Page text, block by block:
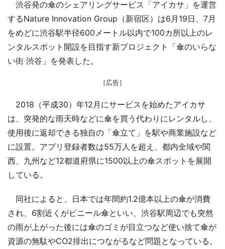
渋谷発の傘のシェアリングサービス「アイカサ」を運営
するNature Innovation Group（新宿区）は6月19日、7月
をめどに渋谷駅半径600メートル以内で100カ所以上のレ
ンタルスポット開設を目指す新プロジェクト「傘のいらな
い街 渋谷」を発表した。
［広告］
2018（平成30）年12月にサービスを始めたアイカサ
は、突発的な雨天時などに傘を買う代わりにレンタルし、
使用後に返却できる独自の「傘立て」を駅や商業施設など
に設置。アプリ登録者数は55万人を超え、都内全域や関
西、九州など12都道府県に1500以上の傘スポットを展開
している。
同社によると、日本では年間約1.2億本以上の傘が消費
され、6割近くがビニール傘といい、渋谷駅周辺でも突然
の雨が上がった後には傘のゴミが目立つなど使い捨て傘が
資源の無駄やCO2排出につながるなど問題となっている。